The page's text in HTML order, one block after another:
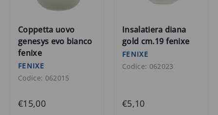
Coppetta uovo
genesys evo bianco
fenixe
FENIXE
Codice: 062015
€15,00
Insalatiera diana
gold cm.19 fenixe
FENIXE
Codice: 062023
€5,10